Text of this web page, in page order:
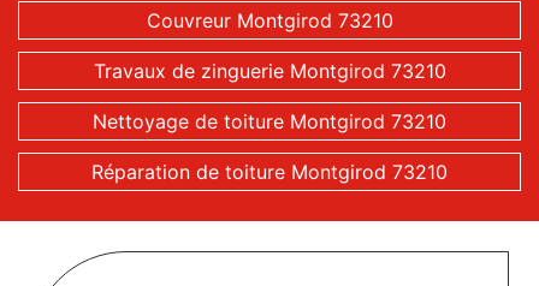
Couvreur Montgirod 73210
Travaux de zinguerie Montgirod 73210
Nettoyage de toiture Montgirod 73210
Réparation de toiture Montgirod 73210